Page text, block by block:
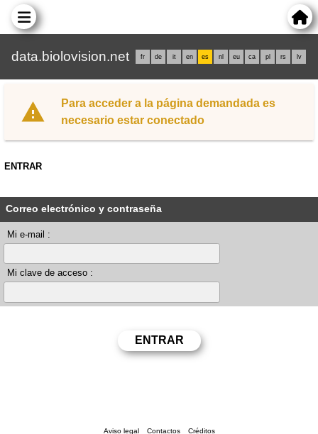
data.biolovision.net fr de it en es nl eu ca pl rs lv
Para acceder a la página demandada es
necesario estar conectado
ENTRAR
Correo electrónico y contraseña
Mi e-mail :
Mi clave de acceso :
Aviso legal Contactos Créditos